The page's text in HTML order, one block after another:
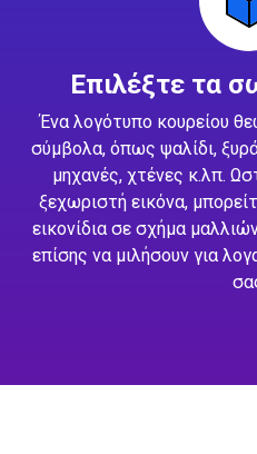
Επιλέξτε τα
Ένα λογότυπο κουρείου
σύμβολα, όπως ψαλίδι,
μηχανές, χτένες κ.λπ.
ξεχωριστή εικόνα,
εικονίδια σε σχήμα
επίσης να μιλήσουν για